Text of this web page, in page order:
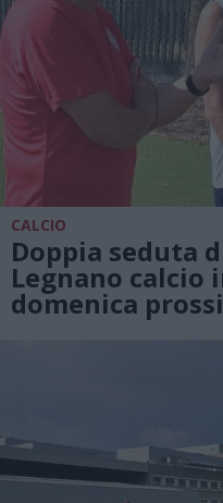
CALCIO
Doppia seduta
Legnano calcio
domenica